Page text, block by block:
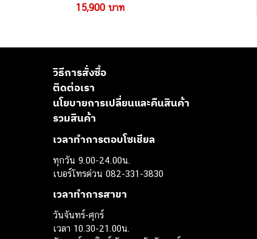
15,900 บาท
วิธีการสั่งซื้อ
ติดต่อเรา
นโยบายการเปลี่ยนและคืนสินค้า
รวมสินค้า
เวลาทำการตอบโซเชียล
ทุกวัน 9.00-24.00น.
เบอร์โทรด่วน 082-331-3830
เวลาทำการสาขา
วันจันทร์-ศุกร์
เวลา 10.30-21.00น.